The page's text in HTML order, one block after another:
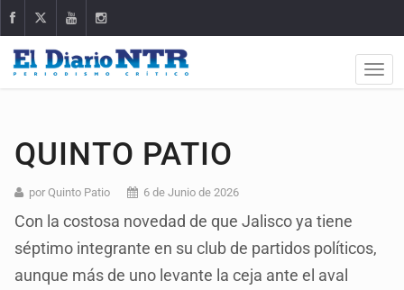
QUINTO PATIO
por Quinto Patio 6 de Junio de 2026
Con la costosa novedad de que Jalisco ya tiene
séptimo integrante en su club de partidos políticos,
aunque más de uno levante la ceja ante el aval